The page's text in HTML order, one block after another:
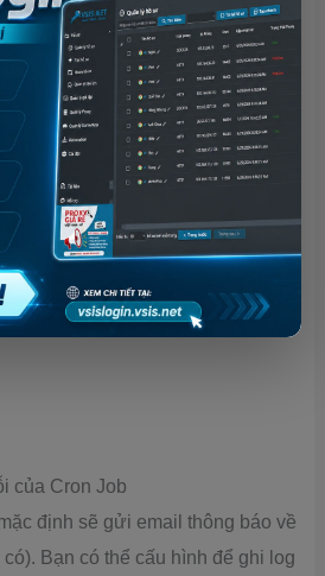
Khi chạy các lệnh liên
apttrong cron, việc sử
là cần thiết để tự động
các câu hỏi. Tuy nhiên,
kỹ lưỡng về việc tự
cấp hệ thống, vì nó có
sự cố không mong
của Cron Job
định sẽ gửi email thông báo về
Bạn có thể cấu hình để ghi log